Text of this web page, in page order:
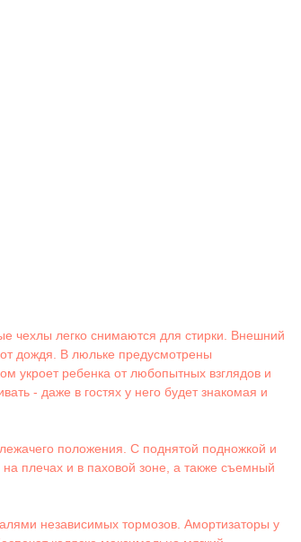
чехлы легко снимаются для стирки. Внешний
дождя. В люльке предусмотрены
укроет ребенка от любопытных взглядов и
- даже в гостях у него будет знакомая и
положения. С поднятой подножкой и
плечах и в паховой зоне, а также съемный
независимых тормозов. Амортизаторы у